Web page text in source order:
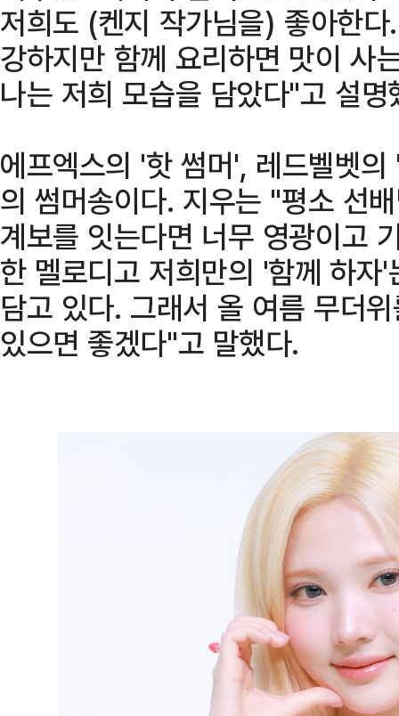
저희도 (켄지 작가님을) 좋아한
강하지만 함께 요리하면 맛이 사
나는 저희 모습을 담았다"고 설명
에프엑스의 '핫 썸머', 레드벨벳
의 썸머송이다. 지우는 "평소 선
계보를 잇는다면 너무 영광이고
한 멜로디고 저희만의 '함께 하자
담고 있다. 그래서 올 여름 무더
있으면 좋겠다"고 말했다.